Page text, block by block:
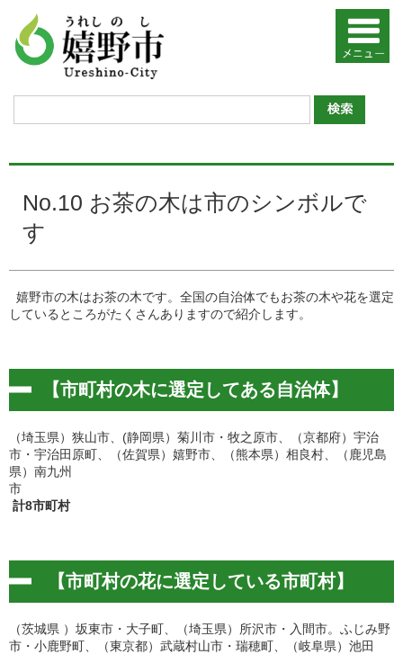
No.10 お茶の木は市のシンボルで
す
嬉野市の木はお茶の木です。全国の自治体でもお茶の木や花を選定
しているところがたくさんありますので紹介します。
【市町村の木に選定してある自治体】
（埼玉県）狭山市、(静岡県）菊川市・牧之原市、（京都府）宇治
市・宇治田原町、（佐賀県）嬉野市、（熊本県）相良村、（鹿児島
県）南九州
計8市町村
【市町村の花に選定している市町村】
（茨城県 ）坂東市・大子町、（埼玉県）所沢市・入間市。ふじみ野
市・小鹿野町、（東京都）武蔵村山市・瑞穂町、（岐阜県）池田